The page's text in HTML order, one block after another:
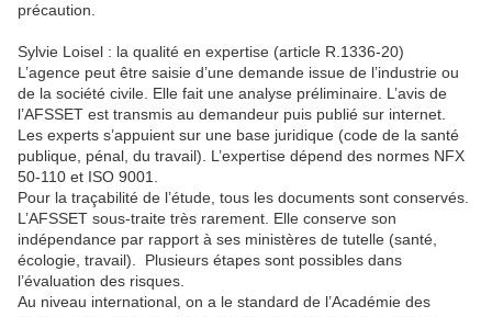
précaution.
Sylvie Loisel : la qualité en expertise (article R.1336-20)
L’agence peut être saisie d’une demande issue de l’industrie ou
de la société civile. Elle fait une analyse préliminaire. L’avis de
l’AFSSET est transmis au demandeur puis publié sur internet.
Les experts s’appuient sur une base juridique (code de la santé
publique, pénal, du travail). L’expertise dépend des normes NFX
50-110 et ISO 9001.
Pour la traçabilité de l’étude, tous les documents sont conservés.
L’AFSSET sous-traite très rarement. Elle conserve son
indépendance par rapport à ses ministères de tutelle (santé,
écologie, travail). Plusieurs étapes sont possibles dans
l’évaluation des risques.
Au niveau international, on a le standard de l’Académie des